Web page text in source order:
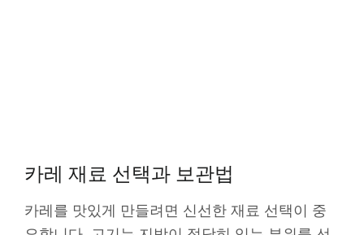
카레 재료 선택과 보관법
카레를 맛있게 만들려면 신선한 재료 선택이 중